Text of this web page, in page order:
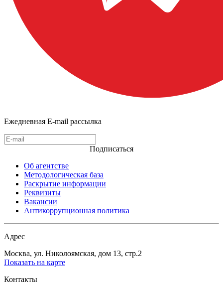
Ежедневная E-mail рассылка
Подписаться
Об агентстве
Методологическая база
Раскрытие информации
Реквизиты
Вакансии
Антикоррупционная политика
Адрес
Москва, ул. Николоямская, дом 13, стр.2
Показать на карте
Контакты